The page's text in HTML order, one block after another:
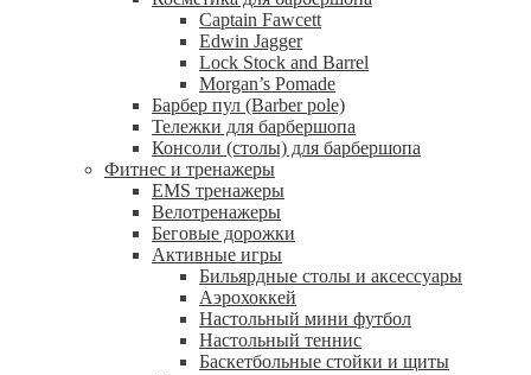
Captain Fawcett
Edwin Jagger
Lock Stock and Barrel
Morgan’s Pomade
Барбер пул (Barber pole)
Тележки для барбершопа
Консоли (столы) для барбершопа
Фитнес и тренажеры
EMS тренажеры
Велотренажеры
Беговые дорожки
Активные игры
Бильярдные столы и аксессуары
Аэрохоккей
Настольный мини футбол
Настольный теннис
Баскетбольные стойки и щиты